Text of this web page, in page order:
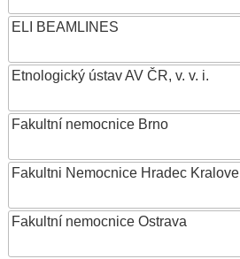
ELI BEAMLINES
Etnologický ústav AV ČR, v. v. i.
Fakultní nemocnice Brno
Fakultni Nemocnice Hradec Kralove
Fakultní nemocnice Ostrava